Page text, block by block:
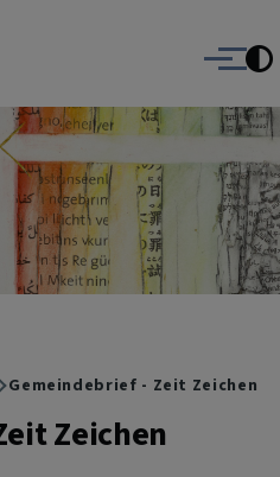
Gauting
Menü
Gemeindebrief - Zeit Zeichen
Zeichen